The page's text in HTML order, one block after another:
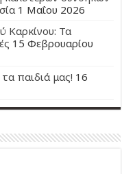
1 Μαΐου 2026
Καρκίνου: Τα
15 Φεβρουαρίου
παιδιά μας! 16